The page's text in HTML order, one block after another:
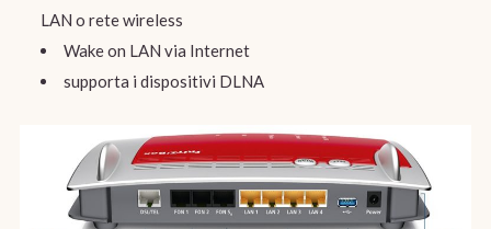
LAN o rete wireless
Wake on LAN via Internet
supporta i dispositivi DLNA